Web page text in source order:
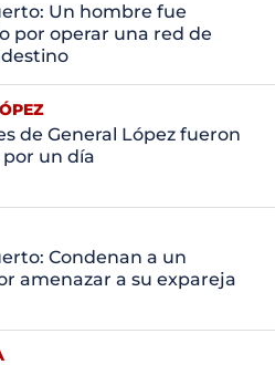
Un hombre fue
por operar una red de
de General López fueron
un día
Condenan a un
amenazar a su expareja